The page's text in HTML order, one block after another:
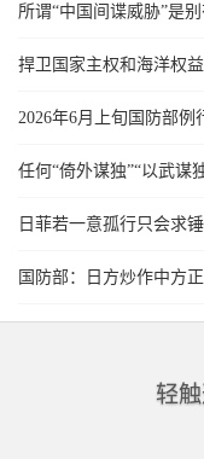
所谓“中国间谍威胁”是
捍卫国家主权和海洋权
2026年6月上旬国防部例
任何“倚外谋独”“以武谋
日菲若一意孤行只会求
国防部：日方炒作中方
轻